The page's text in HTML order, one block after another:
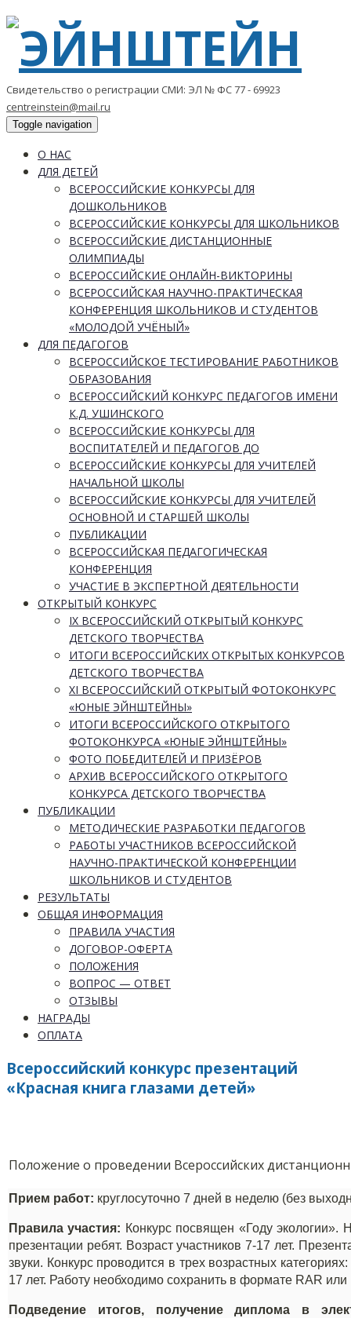
Свидетельство о регистрации СМИ: ЭЛ № ФС 77 - 69923
centreinstein@mail.ru
Toggle navigation
О НАС
ДЛЯ ДЕТЕЙ
ВСЕРОССИЙСКИЕ КОНКУРСЫ ДЛЯ
ДОШКОЛЬНИКОВ
ВСЕРОССИЙСКИЕ КОНКУРСЫ ДЛЯ ШКОЛЬНИКОВ
ВСЕРОССИЙСКИЕ ДИСТАНЦИОННЫЕ
ОЛИМПИАДЫ
ВСЕРОССИЙСКИЕ ОНЛАЙН-ВИКТОРИНЫ
ВСЕРОССИЙСКАЯ НАУЧНО-ПРАКТИЧЕСКАЯ
КОНФЕРЕНЦИЯ ШКОЛЬНИКОВ И СТУДЕНТОВ
«МОЛОДОЙ УЧЁНЫЙ»
ДЛЯ ПЕДАГОГОВ
ВСЕРОССИЙСКОЕ ТЕСТИРОВАНИЕ РАБОТНИКОВ
ОБРАЗОВАНИЯ
ВСЕРОССИЙСКИЙ КОНКУРС ПЕДАГОГОВ ИМЕНИ
К.Д. УШИНСКОГО
ВСЕРОССИЙСКИЕ КОНКУРСЫ ДЛЯ
ВОСПИТАТЕЛЕЙ И ПЕДАГОГОВ ДО
ВСЕРОССИЙСКИЕ КОНКУРСЫ ДЛЯ УЧИТЕЛЕЙ
НАЧАЛЬНОЙ ШКОЛЫ
ВСЕРОССИЙСКИЕ КОНКУРСЫ ДЛЯ УЧИТЕЛЕЙ
ОСНОВНОЙ И СТАРШЕЙ ШКОЛЫ
ПУБЛИКАЦИИ
ВСЕРОССИЙСКАЯ ПЕДАГОГИЧЕСКАЯ
КОНФЕРЕНЦИЯ
УЧАСТИЕ В ЭКСПЕРТНОЙ ДЕЯТЕЛЬНОСТИ
ОТКРЫТЫЙ КОНКУРС
IX ВСЕРОССИЙСКИЙ ОТКРЫТЫЙ КОНКУРС
ДЕТСКОГО ТВОРЧЕСТВА
ИТОГИ ВСЕРОССИЙСКИХ ОТКРЫТЫХ КОНКУРСОВ
ДЕТСКОГО ТВОРЧЕСТВА
XI ВСЕРОССИЙСКИЙ ОТКРЫТЫЙ ФОТОКОНКУРС
«ЮНЫЕ ЭЙНШТЕЙНЫ»
ИТОГИ ВСЕРОССИЙСКОГО ОТКРЫТОГО
ФОТОКОНКУРСА «ЮНЫЕ ЭЙНШТЕЙНЫ»
ФОТО ПОБЕДИТЕЛЕЙ И ПРИЗЁРОВ
АРХИВ ВСЕРОССИЙСКОГО ОТКРЫТОГО
КОНКУРСА ДЕТСКОГО ТВОРЧЕСТВА
ПУБЛИКАЦИИ
МЕТОДИЧЕСКИЕ РАЗРАБОТКИ ПЕДАГОГОВ
РАБОТЫ УЧАСТНИКОВ ВСЕРОССИЙСКОЙ
НАУЧНО-ПРАКТИЧЕСКОЙ КОНФЕРЕНЦИИ
ШКОЛЬНИКОВ И СТУДЕНТОВ
РЕЗУЛЬТАТЫ
ОБЩАЯ ИНФОРМАЦИЯ
ПРАВИЛА УЧАСТИЯ
ДОГОВОР-ОФЕРТА
ПОЛОЖЕНИЯ
ВОПРОС — ОТВЕТ
ОТЗЫВЫ
НАГРАДЫ
ОПЛАТА
Всероссийский конкурс презентаций
«Красная книга глазами детей»
Положение о проведении Всероссийских
Прием работ: круглосуточно 7 дней в неделю (без
Правила участия: Конкурс посвящен «Году экологии».
презентации ребят. Возраст участников 7-17 лет.
звуки. Конкурс проводится в трех возрастных категориях:
17 лет. Работу необходимо сохранить в формате RAR или
Подведение итогов, получение диплома в